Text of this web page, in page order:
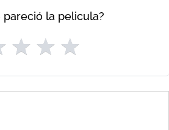
pareció la pelicula?